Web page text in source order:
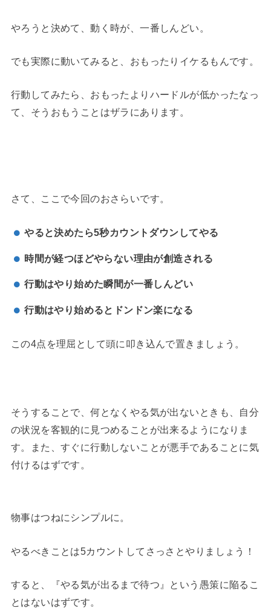
やろうと決めて、動く時が、一番しんどい。
でも実際に動いてみると、おもったりイケるもんです。
行動してみたら、おもったよりハードルが低かったなっ
て、そうおもうことはザラにあります。
さて、ここで今回のおさらいです。
やると決めたら5秒カウントダウンしてやる
時間が経つほどやらない理由が創造される
行動はやり始めた瞬間が一番しんどい
行動はやり始めるとドンドン楽になる
この4点を理屈として頭に叩き込んで置きましょう。
そうすることで、何となくやる気が出ないときも、自分
の状況を客観的に見つめることが出来るようになりま
す。また、すぐに行動しないことが悪手であることに気
付けるはずです。
物事はつねにシンプルに。
やるべきことは5カウントしてさっさとやりましょう！
すると、『やる気が出るまで待つ』という愚策に陥るこ
とはないはずです。